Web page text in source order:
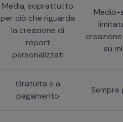
Media, soprattutto
per ciò che riguarda
la creazione di
report
personalizzati
Medio-
su
Gratuita e a
pagamento